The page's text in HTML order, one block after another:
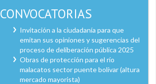
CONVOCATORIAS
Invitación a la ciudadanía para que
emitan sus opiniones y sugerencias del
proceso de deliberación pública 2025
Obras de protección para el río
malacatos sector puente bolívar (altura
mercado mayorista)